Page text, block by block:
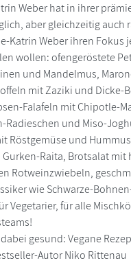
Weber hat in ihrer
aber gleichzeitig auch
Katrin Weber ihren Fokus
wollen: ofengeröstete
und Mandelmus,
mit Zaziki und
Falafeln mit Chipotle-
Radieschen und Miso-
Röstgemüse und
Raita, Brotsalat
Rotweinzwiebeln,
wie Schwarze-
Vegetarier, für alle
gesund: Vegane
Autor Niko Rittenau